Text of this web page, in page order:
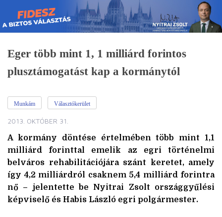
Skip
to
content
Eger több mint 1, 1 milliárd forintos
plusztámogatást kap a kormánytól
Munkám Választókerület
2013. OKTÓBER 31.
A kormány döntése értelmében több mint 1,1
milliárd forinttal emelik az egri történelmi
belváros rehabilitációjára szánt keretet, amely
így 4,2 milliárdról csaknem 5,4 milliárd forintra
nő – jelentette be Nyitrai Zsolt országgyűlési
képviselő és Habis László egri polgármester.